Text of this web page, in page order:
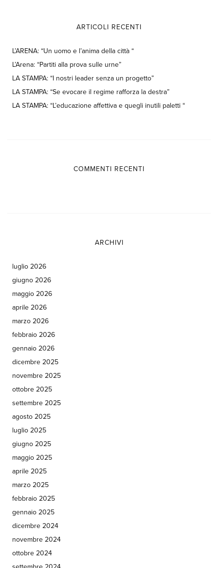
ARTICOLI RECENTI
L’ARENA: “Un uomo e l’anima della città “
L’Arena: “Partiti alla prova sulle urne”
LA STAMPA: “I nostri leader senza un progetto”
LA STAMPA: “Se evocare il regime rafforza la destra”
LA STAMPA: “L’educazione affettiva e quegli inutili paletti “
COMMENTI RECENTI
ARCHIVI
luglio 2026
giugno 2026
maggio 2026
aprile 2026
marzo 2026
febbraio 2026
gennaio 2026
dicembre 2025
novembre 2025
ottobre 2025
settembre 2025
agosto 2025
luglio 2025
giugno 2025
maggio 2025
aprile 2025
marzo 2025
febbraio 2025
gennaio 2025
dicembre 2024
novembre 2024
ottobre 2024